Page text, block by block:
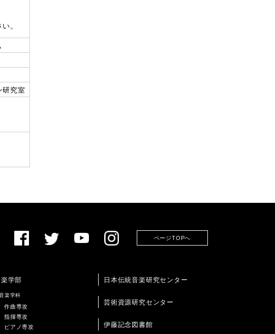
。
究室
ページTOPへ
学部
楽学科
作曲専攻
指揮専攻
ピアノ専攻
日本伝統音楽研究センター
芸術資源研究センター
伊藤記念図書館